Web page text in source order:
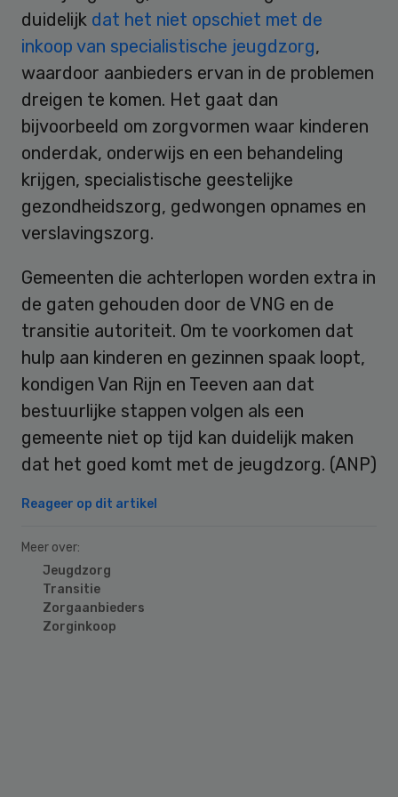
duidelijk dat het niet opschiet met de
inkoop van specialistische jeugdzorg,
waardoor aanbieders ervan in de problemen
dreigen te komen. Het gaat dan
bijvoorbeeld om zorgvormen waar kinderen
onderdak, onderwijs en een behandeling
krijgen, specialistische geestelijke
gezondheidszorg, gedwongen opnames en
verslavingszorg.
Gemeenten die achterlopen worden extra in
de gaten gehouden door de VNG en de
transitie autoriteit. Om te voorkomen dat
hulp aan kinderen en gezinnen spaak loopt,
kondigen Van Rijn en Teeven aan dat
bestuurlijke stappen volgen als een
gemeente niet op tijd kan duidelijk maken
dat het goed komt met de jeugdzorg. (ANP)
Reageer op dit artikel
Meer over:
Jeugdzorg
Transitie
Zorgaanbieders
Zorginkoop